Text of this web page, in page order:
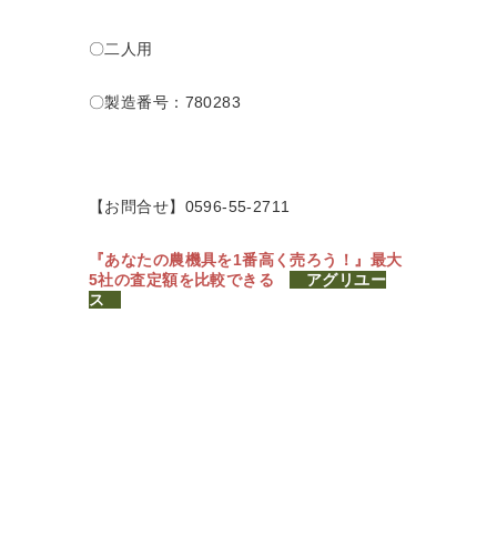
〇二人用
〇製造番号：780283
【お問合せ】0596-55-2711
『あなたの農機具を1番高く売ろう！』 最大
5社の査定額を比較できる
アグリユー
ス